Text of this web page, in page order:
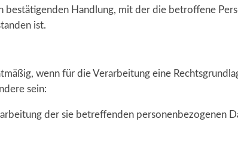
Handlung, mit der die betroffene
ist.
wenn für die Verarbeitung eine
sein:
der sie betreffenden personenbezogenen